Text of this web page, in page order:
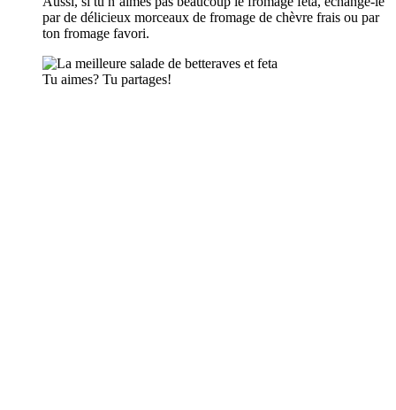
par de délicieux morceaux de fromage de chèvre frais ou par
ton fromage favori.
Tu aimes? Tu partages!